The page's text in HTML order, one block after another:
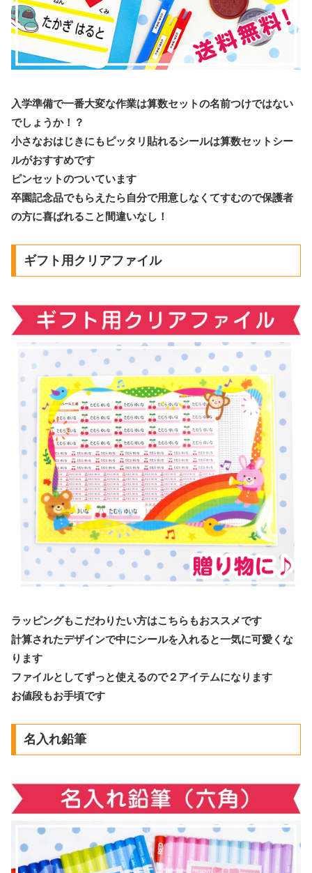
入学準備で一番大変な作業は算数セットの名前つけではない
でしょうか！？
小さなおはじきにもピッタリ貼れるシールは算数セットシー
ルがおすすめです
ピンセットのついています
卒園記念品でもらえたら自分で用意しなくてすむので保護者
の方に喜ばれること間違いなし！
ギフト用クリアファイル
ラッピングもこだわりたい方はこちらもおススメです
計算されたデザインで中にシールを入れると一気に可愛くな
ります
ファイルとしてずっと使えるので２アイテムになります
お値段もお手頃です
名入れ鉛筆